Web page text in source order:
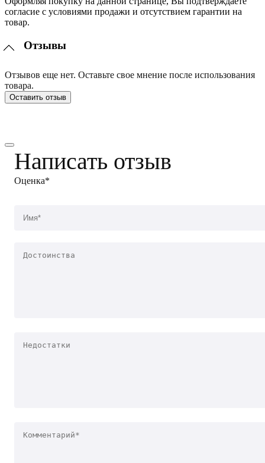
согласие с условиями продажи и отсутствием гарантии на
товар.
Отзывы
Отзывов еще нет. Оставьте свое мнение после использования
товара.
Оставить отзыв
Написать отзыв
Оценка*